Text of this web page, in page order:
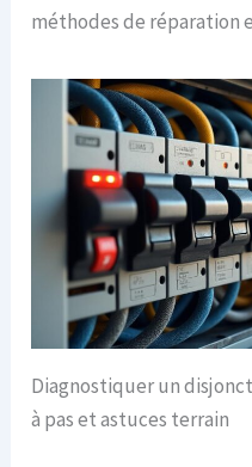
méthodes de réparation
Diagnostiquer un
à pas et astuces terrain